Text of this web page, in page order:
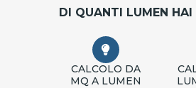
DI QUANTI LUMEN HAI
CALCOLO DA
MQ A LUMEN